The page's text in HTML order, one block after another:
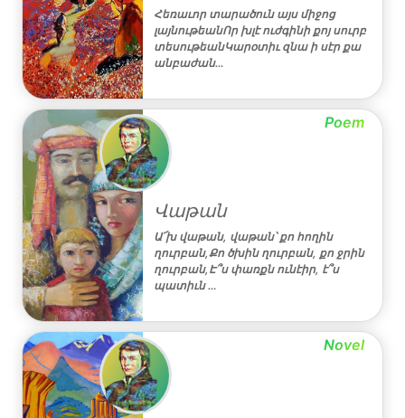
Հեռաւոր տարածուն այս միջոց
լայնութեանՈր խլէ ուժգինի քոյ սուրբ
տեսութեանԿարօտիւ զնա ի սէր քա
անբաժան…
Poem
Վաթան
Ա՜խ վաթան, վաթան՝ քո հողին
ղուրբան,Քո ծխին ղուրբան, քո ջրին
ղուրբան,Է՞ս փառքն ունէիր, է՞ս
պատիւն …
Novel